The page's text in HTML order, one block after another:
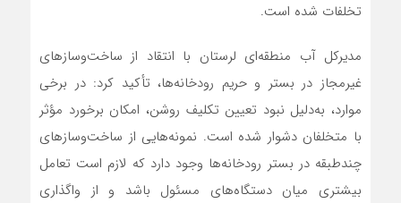
تخلفات شده است.
مدیرکل آب منطقه‌ای لرستان با انتقاد از ساخت‌وسازهای
غیرمجاز در بستر و حریم رودخانه‌ها، تأکید کرد: در برخی
موارد، به‌دلیل نبود تعیین تکلیف روشن، امکان برخورد مؤثر
با متخلفان دشوار شده است. نمونه‌هایی از ساخت‌وسازهای
چندطبقه در بستر رودخانه‌ها وجود دارد که لازم است تعامل
بیشتری میان دستگاه‌های مسئول باشد و از واگذاری